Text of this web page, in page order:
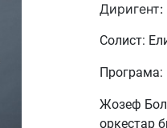
Солист:
Програма:
Жозеф
оркестар